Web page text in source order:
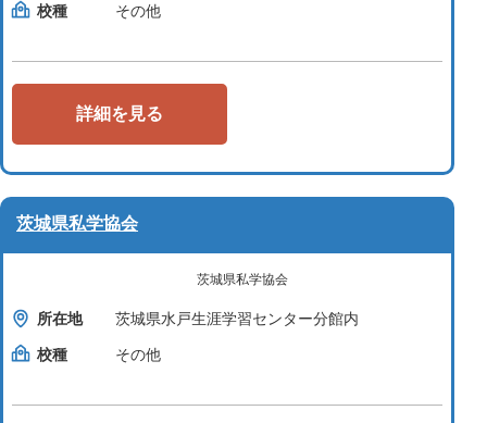
校種
その他
詳細を見る
茨城県私学協会
茨城県私学協会
所在地
茨城県水戸生涯学習センター分館内
校種
その他